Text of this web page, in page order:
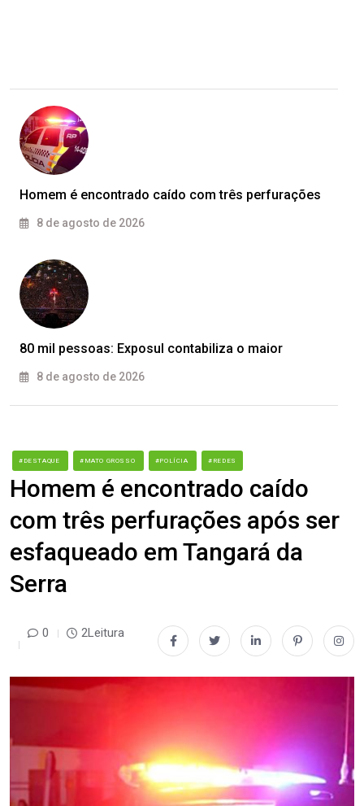
Homem é encontrado caído com três perfurações
8 de agosto de 2026
80 mil pessoas: Exposul contabiliza o maior
8 de agosto de 2026
#DESTAQUE #MATO GROSSO #POLÍCIA #REDES
Homem é encontrado caído
com três perfurações após ser
esfaqueado em Tangará da
Serra
0 2Leitura